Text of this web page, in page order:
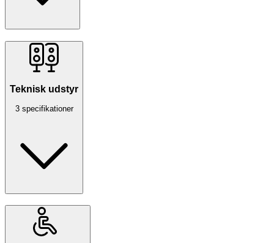
Teknisk udstyr
3 specifikationer